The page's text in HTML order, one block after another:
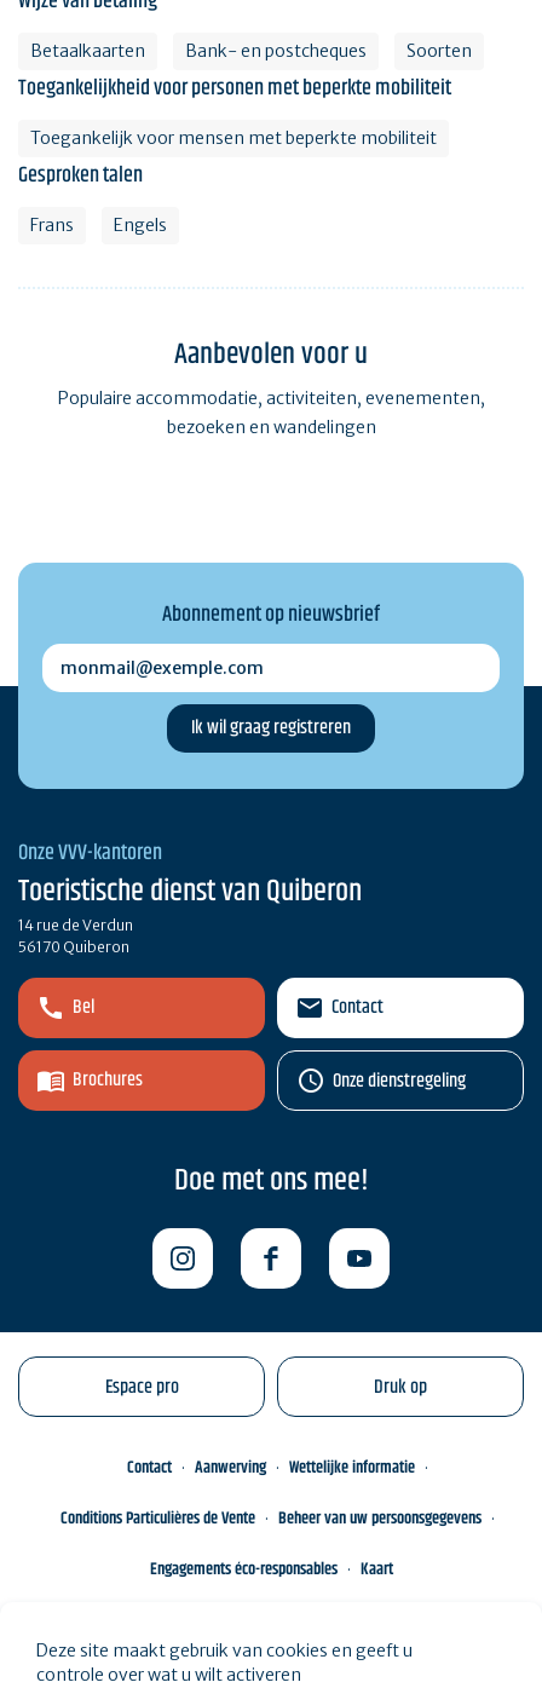
Betaalkaarten Bank- en postcheques Soorten
Toegankelijkheid voor personen met beperkte mobiliteit
Toegankelijk voor mensen met beperkte mobiliteit
Gesproken talen
Frans Engels
Aanbevolen voor u
Populaire accommodatie, activiteiten, evenementen,
bezoeken en wandelingen
Abonnement op nieuwsbrief
monmail@exemple.com
Onze VVV-kantoren
Toeristische dienst van Quiberon
14 rue de Verdun
56170 Quiberon
Bel
Brochures
Contact
Onze dienstregeling
Doe met ons mee!
Espace pro Druk op
Contact Aanwerving
Wettelijke informatie
Conditions Particulières de Vente
Beheer van uw persoonsgegevens
Engagements éco-responsables
Kaart
Deze site maakt gebruik van cookies en geeft u
controle over wat u wilt activeren